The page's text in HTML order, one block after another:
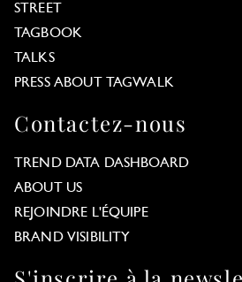
STREET
TAGBOOK
TALKS
PRESS ABOUT TAGWALK
Contactez-nous
TREND DATA DASHBOARD
ABOUT US
REJOINDRE L'ÉQUIPE
BRAND VISIBILITY